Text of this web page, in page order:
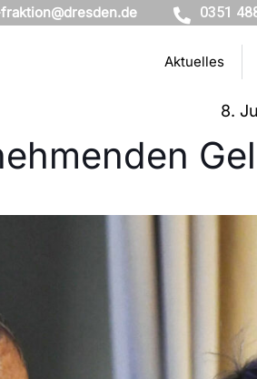
0351
Aktuelles
8.